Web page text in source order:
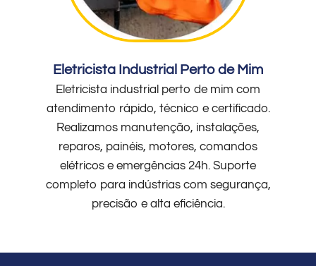
Eletricista Industrial Perto de Mim
Eletricista industrial perto de mim com
atendimento rápido, técnico e certificado.
Realizamos manutenção, instalações,
reparos, painéis, motores, comandos
elétricos e emergências 24h. Suporte
completo para indústrias com segurança,
precisão e alta eficiência.